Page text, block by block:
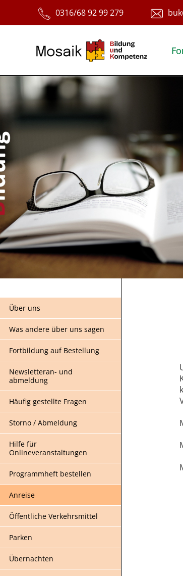
Über uns
Was andere über uns sagen
Fortbildung auf Bestellung
Newsletteran- und
abmeldung
Häufig gestellte Fragen
Storno / Abmeldung
Hilfe für
Onlineveranstaltungen
Programmheft bestellen
Anreise
Öffentliche Verkehrsmittel
Parken
Übernachten